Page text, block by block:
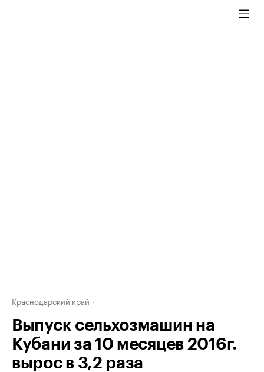
Краснодарский край
Выпуск сельхозмашин на
Кубани за 10 месяцев 2016г.
вырос в 3,2 раза